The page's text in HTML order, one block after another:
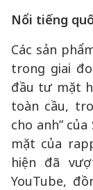
Nổi tiếng
Các sản
trong giai
đầu tư mặt
toàn cầu,
cho anh”
mặt của
hiện đã
YouTube,